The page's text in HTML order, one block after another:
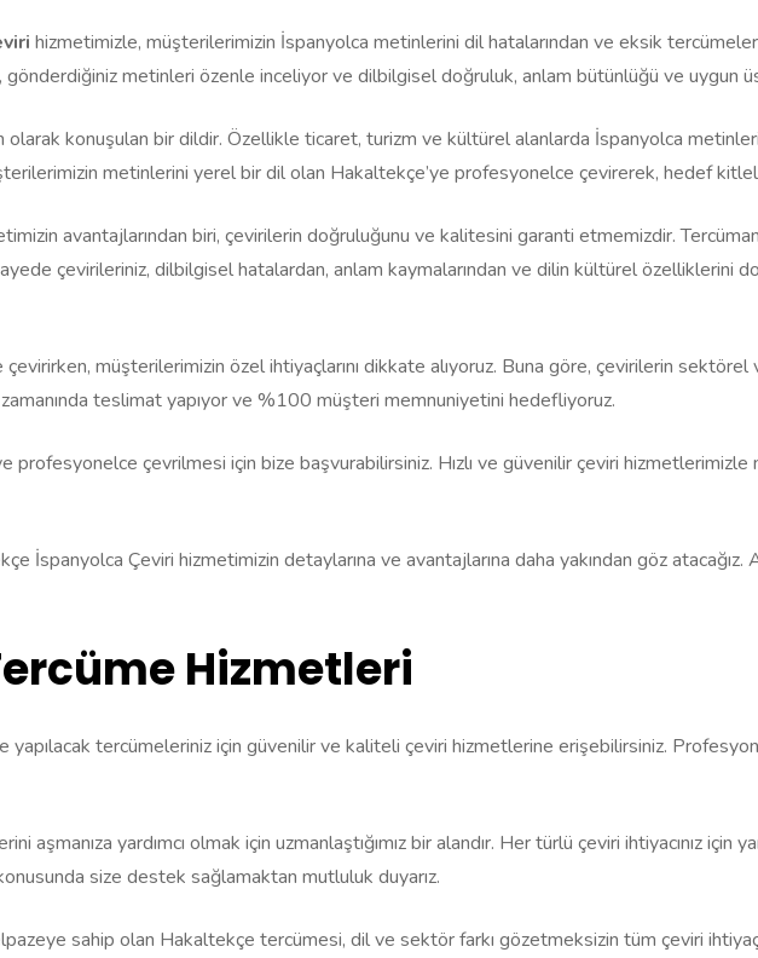
hizmetimizle, müşterilerimizin İspanyolca metinlerini dil hatalarından ve eksik
gönderdiğiniz metinleri özenle inceliyor ve dilbilgisel doğruluk, anlam bütünlüğü ve uygun
olarak konuşulan bir dildir. Özellikle ticaret, turizm ve kültürel alanlarda İspanyolca
metinlerini yerel bir dil olan Hakaltekçe’ye profesyonelce çevirerek, hedef
avantajlarından biri, çevirilerin doğruluğunu ve kalitesini garanti etmemizdir.
çevirileriniz, dilbilgisel hatalardan, anlam kaymalarından ve dilin kültürel özelliklerini
müşterilerimizin özel ihtiyaçlarını dikkate alıyoruz. Buna göre, çevirilerin
teslimat yapıyor ve %100 müşteri memnuniyetini hedefliyoruz.
profesyonelce çevrilmesi için bize başvurabilirsiniz. Hızlı ve güvenilir çeviri
İspanyolca Çeviri hizmetimizin detaylarına ve avantajlarına daha yakından göz
Hizmetleri
yapılacak tercümeleriniz için güvenilir ve kaliteli çeviri hizmetlerine erişebilirsiniz.
aşmanıza yardımcı olmak için uzmanlaştığımız bir alandır. Her türlü çeviri ihtiyacınız
size destek sağlamaktan mutluluk duyarız.
sahip olan Hakaltekçe tercümesi, dil ve sektör farkı gözetmeksizin tüm çeviri